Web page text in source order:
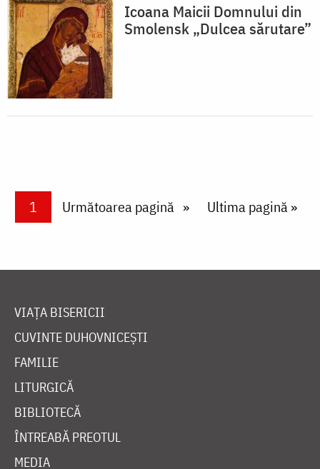
Icoana Maicii Domnului din
Smolensk „Dulcea sărutare”
PaginareCurrent page
1 Next page
Următoarea pagină Last page
Ultima pagină »
VIAȚA BISERICII
CUVINTE DUHOVNICEȘTI
FAMILIE
LITURGICĂ
BIBLIOTECĂ
ÎNTREABĂ PREOTUL
MEDIA